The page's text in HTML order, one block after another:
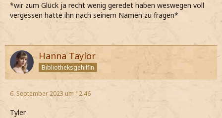
*wir zum Glück ja recht wenig geredet haben weswegen voll
vergessen hatte ihn nach seinem Namen zu fragen*
Hanna Taylor
Bibliotheksgehilfin
6. September 2023 um 12:46
Tyler